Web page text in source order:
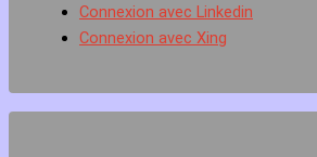
Connexion avec Linkedin
Connexion avec Xing